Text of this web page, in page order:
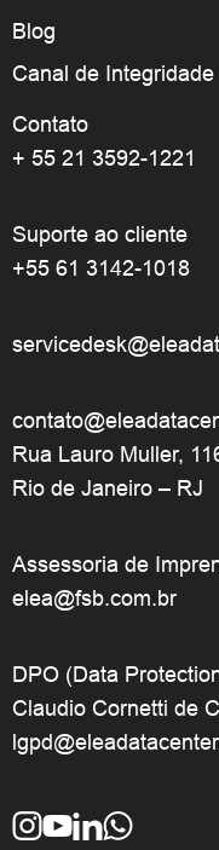
Blog
Canal de Integridade
Contato
+ 55 21 3592-1221
Suporte ao cliente
+55 61 3142-1018
Rua Lauro Muller,
Rio de Janeiro – RJ
Assessoria de
elea@fsb.com.br
DPO (Data
Claudio Cornetti de